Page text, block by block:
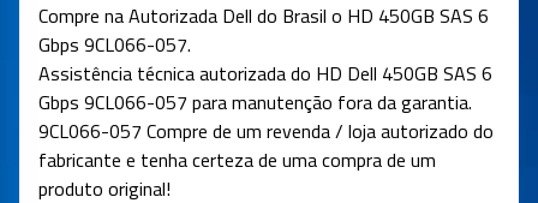
Compre na Autorizada Dell do Brasil o HD 450GB SAS 6
Gbps 9CL066-057.
Assistência técnica autorizada do HD Dell 450GB SAS 6
Gbps 9CL066-057 para manutenção fora da garantia.
9CL066-057 Compre de um revenda / loja autorizado do
fabricante e tenha certeza de uma compra de um
produto original!